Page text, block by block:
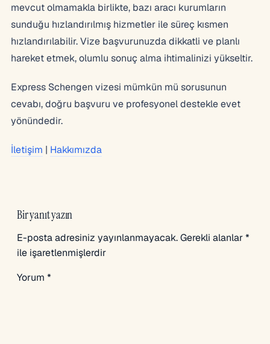
mevcut olmamakla birlikte, bazı aracı kurumların
sunduğu hızlandırılmış hizmetler ile süreç kısmen
hızlandırılabilir. Vize başvurunuzda dikkatli ve planlı
hareket etmek, olumlu sonuç alma ihtimalinizi yükseltir.
Express Schengen vizesi mümkün mü sorusunun
cevabı, doğru başvuru ve profesyonel destekle evet
yönündedir.
İletişim | Hakkımızda
Bir yanıt yazın
E-posta adresiniz yayınlanmayacak.Gerekli alanlar*
ile işaretlenmişlerdir
Yorum *